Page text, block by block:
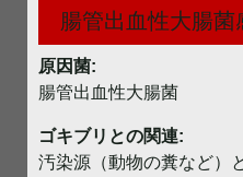
腸管出血性大腸菌
原因菌:
腸管出血性大腸菌
ゴキブリとの関連:
汚染源（動物の糞など）